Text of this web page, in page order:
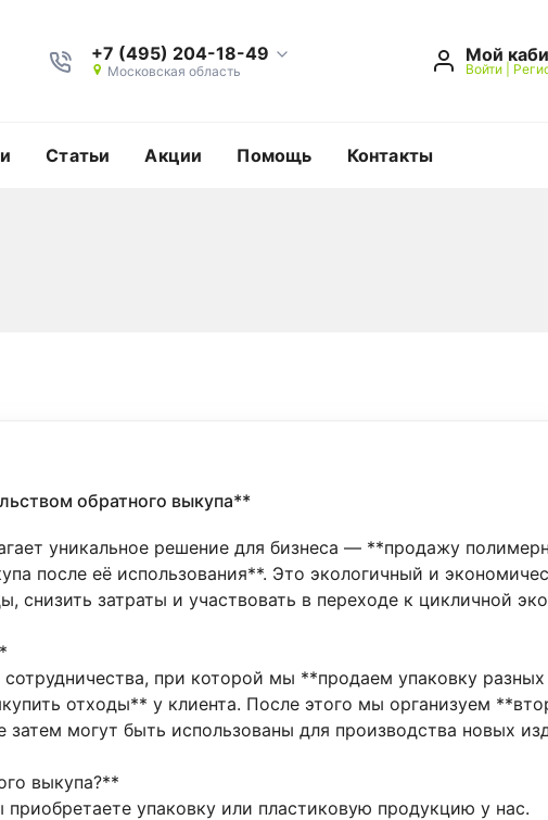
+7 (495) 204-18-49
Московская область
Мой
Войти|
Статьи Акции Помощь Контакты
обратного выкупа**
уникальное решение для бизнеса — **продажу
после её использования**. Это экологичный и
снизить затраты и участвовать в переходе к цикличной
при которой мы **продаем упаковку
отходы** у клиента. После этого мы организуем
затем могут быть использованы для производства новых
выкупа?**
упаковку или пластиковую продукцию у нас.